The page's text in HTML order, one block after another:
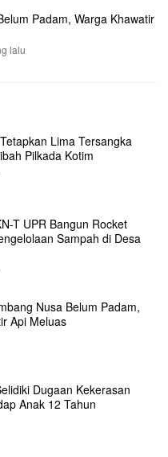
Padam, Warga Khawatir
lalu
Lima Tersangka
Pilkada Kotim
T UPR Bangun Rocket
Sampah di Desa
Nusa Belum Padam,
Api Meluas
Dugaan Kekerasan
Anak 12 Tahun